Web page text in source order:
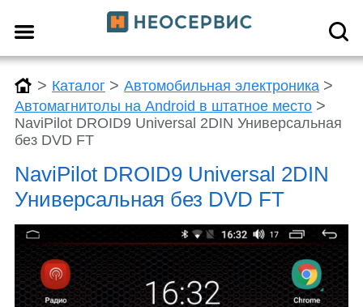
> Каталог > Автомобильная электроника >
Автомагнитолы на Android в штатное место >
NaviPilot DROID9 Universal 2DIN Универсальная
без DVD FT
NaviPilot DROID9 Universal 2DIN
Универсальная без DVD FT